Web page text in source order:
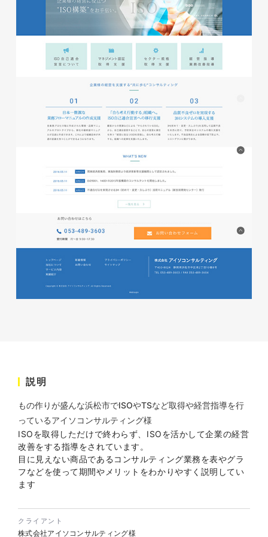
磐田商工会議所様 磐田市商店
#公共・行政・団体
ECサイト
#レスポンシブWebデザイン
#Shopify
説明
もの作りが盛んな浜松市でISOやTSなど取得や経営指導を行
っているアイソコンサルティング様
ISOを取得しただけで終わらず、ISOを活かして企業の経営
改善をする指導をされています。
目に見えない商品であるコンサルティング業務を表やグラ
フなどを使って期間やメリットをわかりやすく説明してい
ます
クライアント
株式会社アイソコンサルティング様